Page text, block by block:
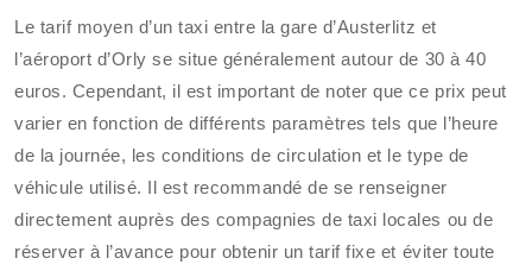
Le tarif moyen d’un taxi entre la gare d’Austerlitz et
l’aéroport d’Orly se situe généralement autour de 30 à 40
euros. Cependant, il est important de noter que ce prix peut
varier en fonction de différents paramètres tels que l’heure
de la journée, les conditions de circulation et le type de
véhicule utilisé. Il est recommandé de se renseigner
directement auprès des compagnies de taxi locales ou de
réserver à l’avance pour obtenir un tarif fixe et éviter toute